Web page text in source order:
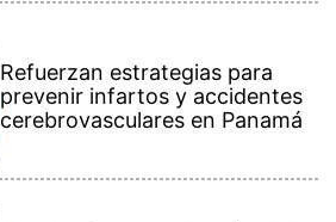
Refuerzan estrategias para
prevenir infartos y accidentes
cerebrovasculares en Panamá